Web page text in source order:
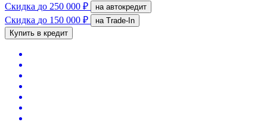
Скидка до 250 000 ₽ на автокредит
Скидка до 150 000 ₽
на Trade-In
Купить в кредит